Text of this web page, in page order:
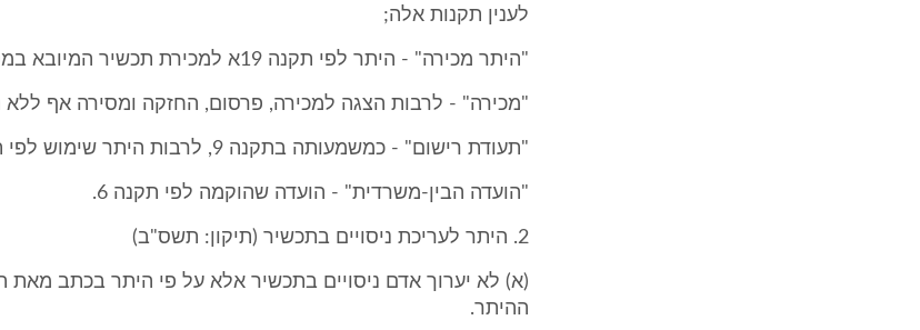
לענין תקנות אלה;
"היתר מכירה" - היתר לפי תקנה 19א למכירת תכשיר המיובא במסלול מקביל;
"מכירה" - לרבות הצגה למכירה, פרסום, החזקה ומסירה אף ללא
"תעודת רישום" - כמשמעותה בתקנה 9, לרבות היתר שימוש לפי תקנה 12(א);
"הועדה הבין-משרדית" - הועדה שהוקמה לפי תקנה 6.
2. היתר לעריכת ניסויים בתכשיר (תיקון: תשס"ב)
(א) לא יערוך אדם ניסויים בתכשיר אלא על פי היתר בכתב מאת
ההיתר.